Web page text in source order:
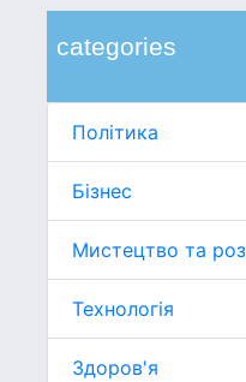
categories
Політика
Бізнес
Мистецтво та
Технологія
Здоров'я